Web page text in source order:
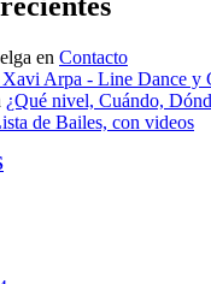
en Contacto
Arpa - Line Dance y
¿Qué nivel, Cuándo,
de Bailes, con videos